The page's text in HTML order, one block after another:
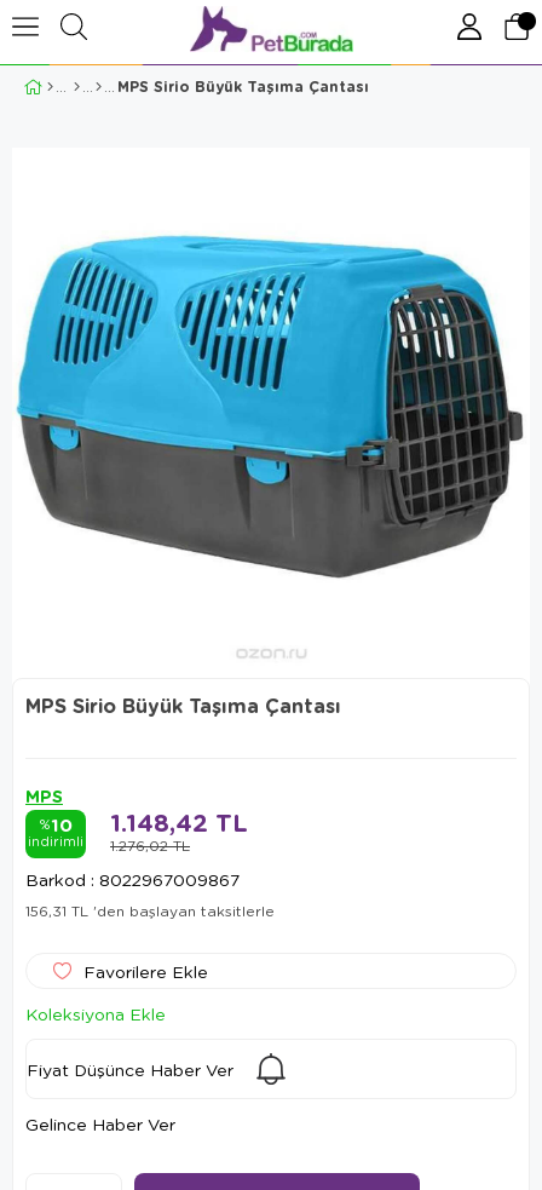
MPS Sirio Büyük Taşıma Çantası
MPS Sirio Büyük Taşıma Çantası
MPS
%10
indirimli 1.276,02 TL
1.148,42 TL
Barkod : 8022967009867
156,31 TL 'den başlayan taksitlerle
Favorilere Ekle
Koleksiyona Ekle
Fiyat Düşünce Haber Ver
Gelince Haber Ver